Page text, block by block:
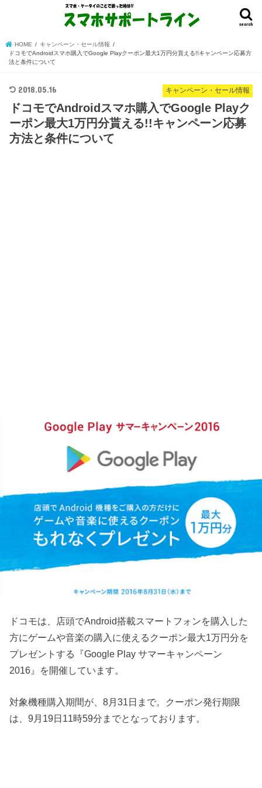
search
HOME
キャンペーン・セール情報
ドコモでAndroidスマホ購入でGoogle Playクーポン最大1万円分貰える!!キャンペーン応募方
法と条件について
キャンペーン・セール情報
2018.05.16
ドコモでAndroidスマホ購入でGoogle Playク
ーポン最大1万円分貰える!!キャンペーン応募
方法と条件について
ドコモは、店頭でAndroid搭載スマートフォンを購入した
方にゲームや音楽の購入に使えるクーポン最大1万円分を
プレゼントする『Google Play サマーキャンペーン
2016』を開催しています。
対象機種購入期間が、8月31日まで。クーポン発行期限
は、9月19日11時59分までとなっております。